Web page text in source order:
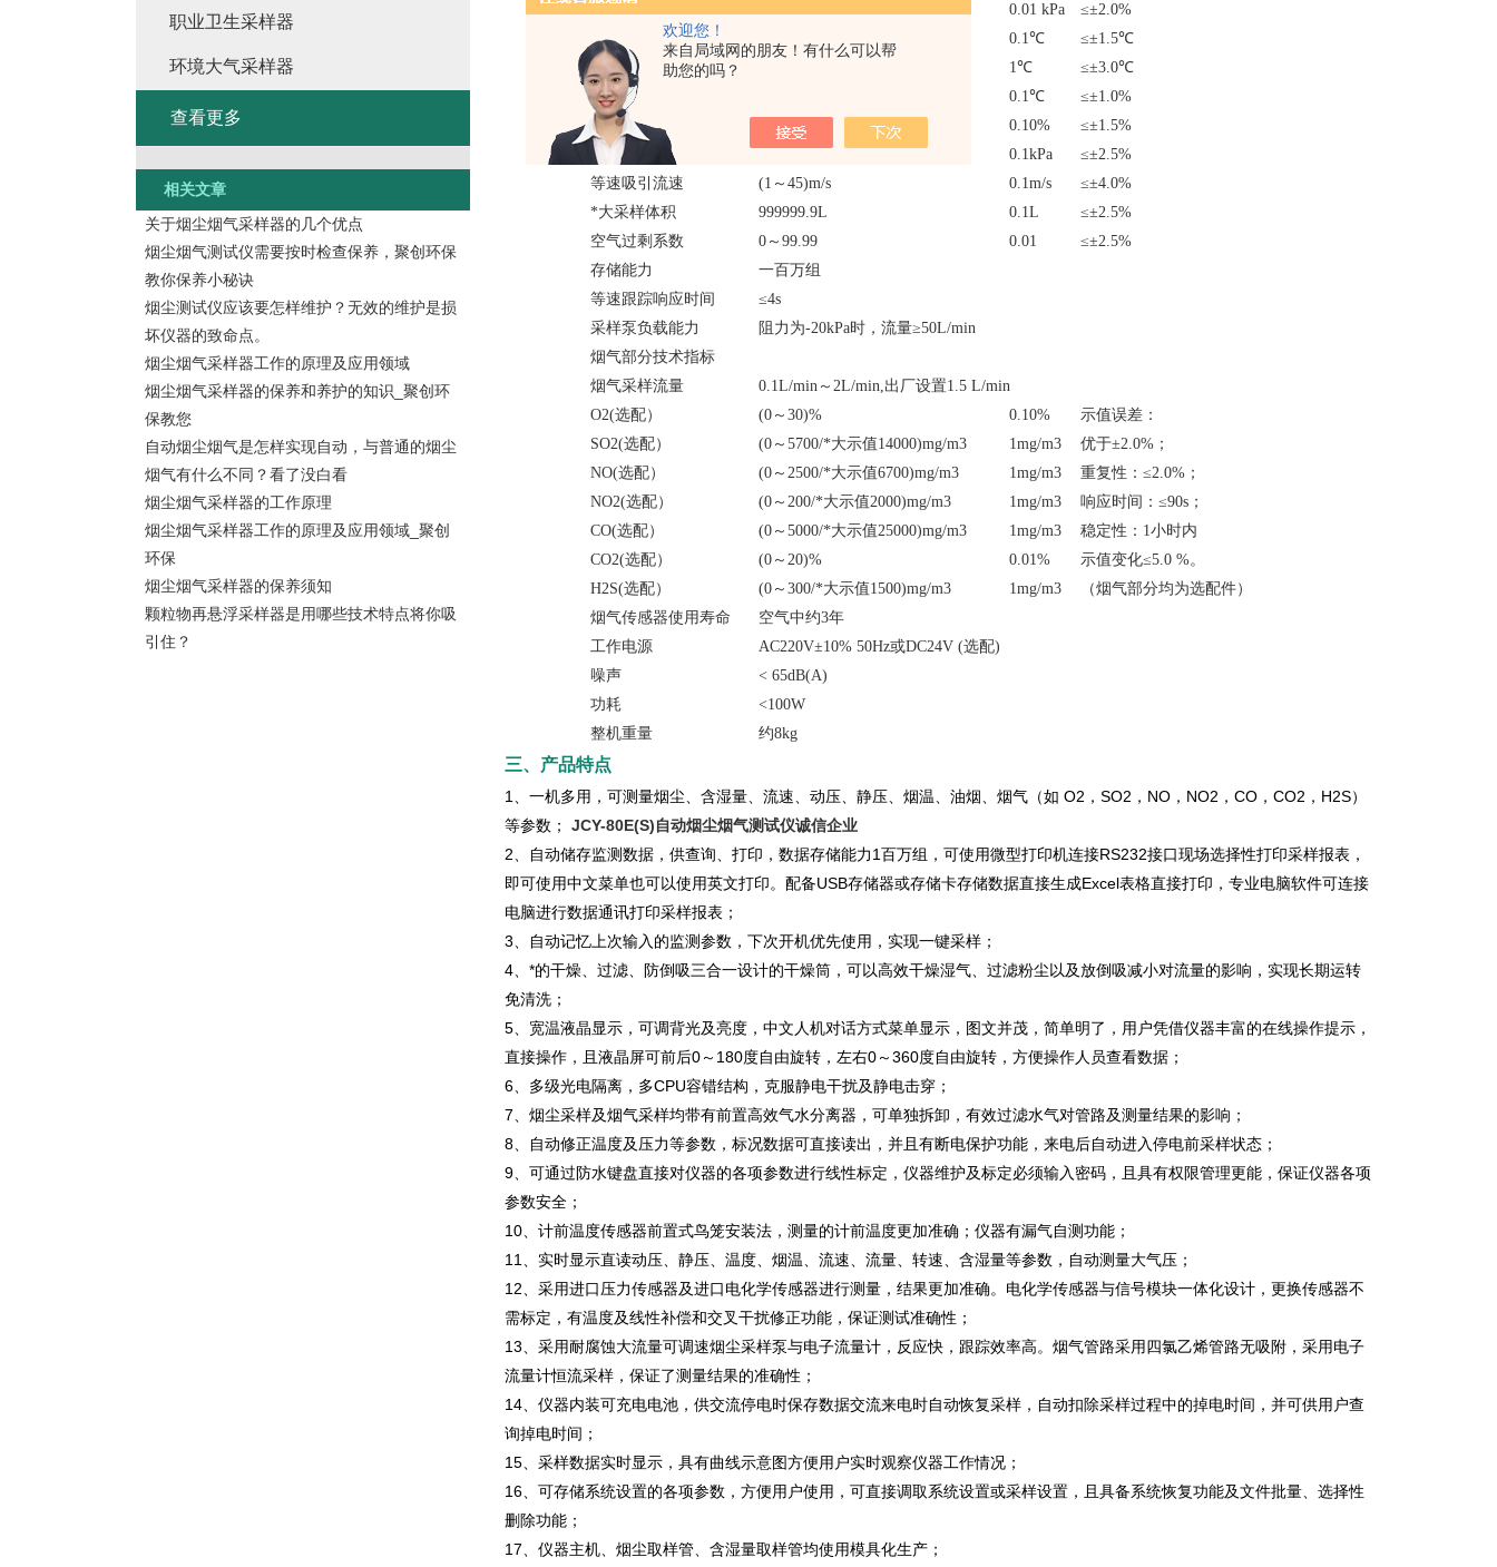
欢迎您！
来自局域网的朋友！有什么可以帮
助您的吗？
0.01 kPa
≤±2.0%
流量计前温度
(-30～150)℃ 0.1℃
≤±1.5℃
烟气温度
1℃
≤±3.0℃
干、湿球温度
0.1℃
≤±1.0%
含湿量
(0～60)% 0.10%
≤±1.5%
大气压
0.1kPa
≤±2.5%
等速吸引流速
(1～45)m/s 0.1m/s
≤±4.0%
*大采样体积
999999.9L 0.1L
≤±2.5%
空气过剩系数
0～99.99 0.01
≤±2.5%
存储能力
一百万组
等速跟踪响应时间
≤4s
采样泵负载能力
阻力为-20kPa时，流量≥50L/min
烟气部分技术指标
烟气采样流量
0.1L/min～2L/min,出厂设置1.5 L/min
O2(选配）
(0～30)% 0.10%
示值误差：
SO2(选配）
(0～5700/*大示值14000)mg/m3 1mg/m3
优于±2.0%；
NO(选配）
(0～2500/*大示值6700)mg/m3 1mg/m3
重复性：≤2.0%；
NO2(选配）
(0～200/*大示值2000)mg/m3 1mg/m3
响应时间：≤90s；
CO(选配）
(0～5000/*大示值25000)mg/m3 1mg/m3
稳定性：1小时内
CO2(选配）
(0～20)% 0.01%
示值变化≤5.0 %。
H2S(选配）
(0～300/*大示值1500)mg/m3 1mg/m3
（烟气部分均为选配件）
烟气传感器使用寿命
空气中约3年
工作电源
AC220V±10% 50Hz或DC24V (选配)
噪声
< 65dB(A)
功耗
<100W
整机重量
约8kg
三、产品特点
1、一机多用，可测量烟尘、含湿量、流速、动压、静压、烟温、油烟、烟气（如 O2，SO2，NO，NO2，CO，CO2，H2S）
等参数； JCY-80E(S)自动烟尘烟气测试仪诚信企业
2、自动储存监测数据，供查询、打印，数据存储能力1百万组，可使用微型打印机连接RS232接口现场选择性打印采样报表，
即可使用中文菜单也可以使用英文打印。配备USB存储器或存储卡存储数据直接生成Excel表格直接打印，专业电脑软件可连接
电脑进行数据通讯打印采样报表；
3、自动记忆上次输入的监测参数，下次开机优先使用，实现一键采样；
4、*的干燥、过滤、防倒吸三合一设计的干燥筒，可以高效干燥湿气、过滤粉尘以及放倒吸减小对流量的影响，实现长期运转
免清洗；
5、宽温液晶显示，可调背光及亮度，中文人机对话方式菜单显示，图文并茂，简单明了，用户凭借仪器丰富的在线操作提示，
直接操作，且液晶屏可前后0～180度自由旋转，左右0～360度自由旋转，方便操作人员查看数据；
6、多级光电隔离，多CPU容错结构，克服静电干扰及静电击穿；
7、烟尘采样及烟气采样均带有前置高效气水分离器，可单独拆卸，有效过滤水气对管路及测量结果的影响；
8、自动修正温度及压力等参数，标况数据可直接读出，并且有断电保护功能，来电后自动进入停电前采样状态；
9、可通过防水键盘直接对仪器的各项参数进行线性标定，仪器维护及标定必须输入密码，且具有权限管理更能，保证仪器各项
参数安全；
10、计前温度传感器前置式鸟笼安装法，测量的计前温度更加准确；仪器有漏气自测功能；
11、实时显示直读动压、静压、温度、烟温、流速、流量、转速、含湿量等参数，自动测量大气压；
12、采用进口压力传感器及进口电化学传感器进行测量，结果更加准确。电化学传感器与信号模块一体化设计，更换传感器不
需标定，有温度及线性补偿和交叉干扰修正功能，保证测试准确性；
13、采用耐腐蚀大流量可调速烟尘采样泵与电子流量计，反应快，跟踪效率高。烟气管路采用四氯乙烯管路无吸附，采用电子
流量计恒流采样，保证了测量结果的准确性；
14、仪器内装可充电电池，供交流停电时保存数据交流来电时自动恢复采样，自动扣除采样过程中的掉电时间，并可供用户查
询掉电时间；
15、采样数据实时显示，具有曲线示意图方便用户实时观察仪器工作情况；
16、可存储系统设置的各项参数，方便用户使用，可直接调取系统设置或采样设置，且具备系统恢复功能及文件批量、选择性
删除功能；
17、仪器主机、烟尘取样管、含湿量取样管均使用模具化生产；
职业卫生采样器
环境大气采样器
查看更多
相关文章
关于烟尘烟气采样器的几个优点
烟尘烟气测试仪需要按时检查保养，聚创环保
教你保养小秘诀
烟尘测试仪应该要怎样维护？无效的维护是损
坏仪器的致命点。
烟尘烟气采样器工作的原理及应用领域
烟尘烟气采样器的保养和养护的知识_聚创环
保教您
自动烟尘烟气是怎样实现自动，与普通的烟尘
烟气有什么不同？看了没白看
烟尘烟气采样器的工作原理
烟尘烟气采样器工作的原理及应用领域_聚创
环保
烟尘烟气采样器的保养须知
颗粒物再悬浮采样器是用哪些技术特点将你吸
引住？